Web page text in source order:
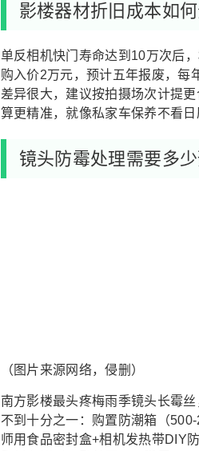
影楼器材折旧成本如
单反相机快门寿命达到10万次后
购入价2万元，预计五年报废，每
差异很大，建议按拍摄场次计提
算更精准，就像私家车保养不看日
镜头防霉处理需要多
（图片来源网络，侵删）
南方影楼最头疼梅雨季镜头长霉
不到十分之一：购置防潮箱（
师用食品密封盒+相机发热带DIY